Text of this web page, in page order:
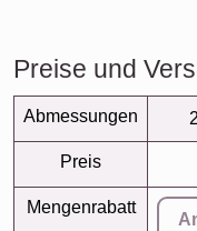
Preise und
Abmessungen
Preis
Mengenrabatt